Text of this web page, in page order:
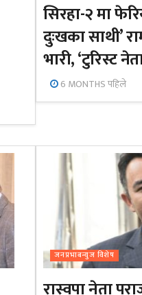
सिरहा-२ मा
दुःखका साथी’
भारी, ‘टुरिस्ट
6 MONTHS पहिले
जनप्रभाबन्युज विशेष